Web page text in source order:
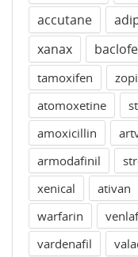
accutane
xanax
tamoxifen
atomoxetine
amoxicillin
armodafinil
xenical
ativan
warfarin
vardenafil